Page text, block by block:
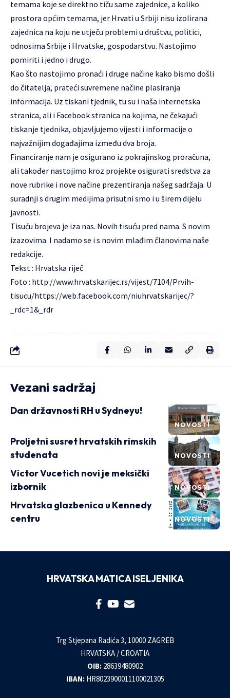
temama koje se direktno tiču same zajednice, a koliko
prostora općim temama, jer Hrvati u Srbiji nisu izolirana
zajednica na koju ne utječu problemi u društvu, politici,
odnosima Srbije i Hrvatske, gospodarstvu. Nastojimo
pomiriti i jedno i drugo.
Kao što nastojimo pronaći i druge načine kako bismo došli
do čitatelja, prateći suvremene načine plasiranja
informacija. Uz tiskani tjednik, tu su i naša internetska
stranica, ali i Facebook stranica na kojima, ne čekajući
tiskanje tjednika, objavljujemo vijesti i informacije o
najvažnijim događajima između dva broja.
Financiranje nam je osigurano iz pokrajinskog proračuna,
ali također nastojimo kroz projekte osigurati sredstva za
nove rubrike i nove načine prezentiranja našeg sadržaja. U
suradnji s drugim medijima prisutni smo i u širem dijelu
javnosti.
Tisuću brojeva je iza nas. Novih tisuću pred nama. S novim
izazovima. I nadamo se i s novim mlađim članovima naše
redakcije.
Tekst : Hrvatska riječ
Foto : http://www.hrvatskarijec.rs/vijest/7104/Prvih-
tisucu/https://web.facebook.com/niuhrvatskarijec/?
_rdc=1&_rdr
Vezani sadržaj
NOVOSTI
Dan državnosti RH u Sydneyu!
NOVOSTI
Proljetni susret hrvatskih rimskih
studenata
NOVOSTI
Victor Vucetich novi je meksički
izbornik
NOVOSTI
Hrvatska glazbenica u Kennedy
centru
HRVATSKA MATICA ISELJENIKA
Trg Stjepana Radića 3, 10000 ZAGREB
HRVATSKA / CROATIA
OIB: 28639480902
IBAN: HR8023900011100021305